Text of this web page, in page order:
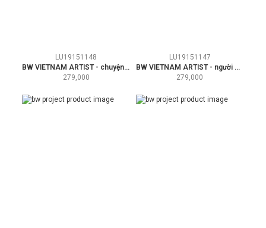
LU19151148
BW VIETNAM ARTIST - chuyện cũ
279,000
LU19151147
BW VIETNAM ARTIST - người bạn
279,000